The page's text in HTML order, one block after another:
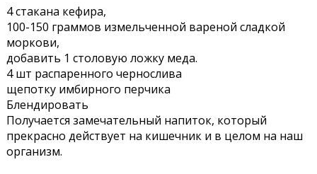
4 стакана кефира,
100-150 граммов измельченной вареной сладкой
моркови,
добавить 1 столовую ложку меда.
4 шт распаренного чернослива
щепотку имбирного перчика
Блендировать
Получается замечательный напиток, который
прекрасно действует на кишечник и в целом на наш
организм.